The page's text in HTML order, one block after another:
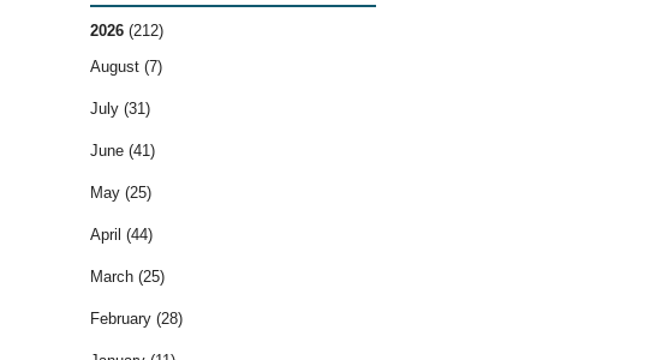
2026 (212)
August (7)
July (31)
June (41)
May (25)
April (44)
March (25)
February (28)